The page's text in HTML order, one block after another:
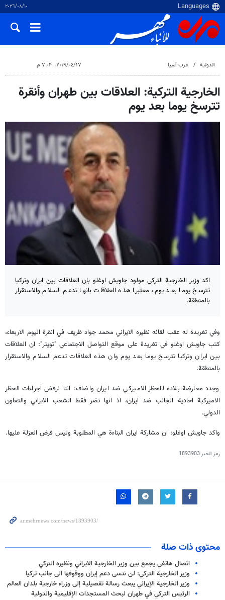
١٠‏/٠٨‏/٢٠٢٦
الدولية غرب آسیا ١٧‏/٠٤‏/٢٠١٩، ٧:٠٣ م
الخارجية التركية: العلاقات بين طهران وأنقرة
تترسخ يوما بعد يوم
اكد وزير الخارجية التركي مولود جاويش اوغلو بان العلاقات بين ايران وتركيا
تترسخ يوما بعد يوم، معتبرا هذه العلاقات بانها تدعم السلام والاستقرار
بالمنطقة.
وفي تغريدة له عقب لقائه نظيره الايراني محمد جواد ظريف في انقرة اليوم الاربعاء،
كتب جاويش اوغلو في تغريدة على موقع التواصل الاجتماعي "تويتر": ان العلاقات
بين ايران وتركيا تترسخ يوما بعد يوم وان هذه العلاقات تدعم السلام والاستقرار
بالمنطقة.
وجدد معارضة بلاده للحظر الاميركي ضد ايران واضاف: اننا نرفض اجراءات الحظر
الاميركية احادية الجانب ضد ايران، اذ انها تضر فقط الشعب الايراني والتعاون
الدولي.
واكد جاويش اوغلو: ان مشاركة ايران البناءة هي المطلوبة وليس فرض العزلة عليها.
رمز الخبر1893903
محتوى ذات صلة
اتصال هاتفي يجمع بين وزير الخارجية الايراني ونظيره التركي
وزير الخارجية التركي: لن ننسى دعم إيران ووقوفها الى جانب تركيا
وزير الخارجية الإيراني يبعث رسالة تفصيلية إلى وزراء خارجية بلدان العالم
الرئيس التركي في طهران لبحث المستجدات الإقليمية والدولية